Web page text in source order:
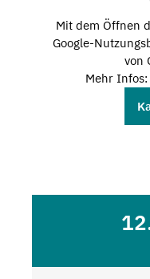
Mit dem Öffnen
Google-
von
Mehr